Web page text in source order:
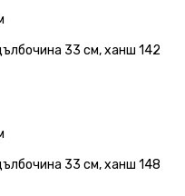
33 см, ханш 142
33 см, ханш 148